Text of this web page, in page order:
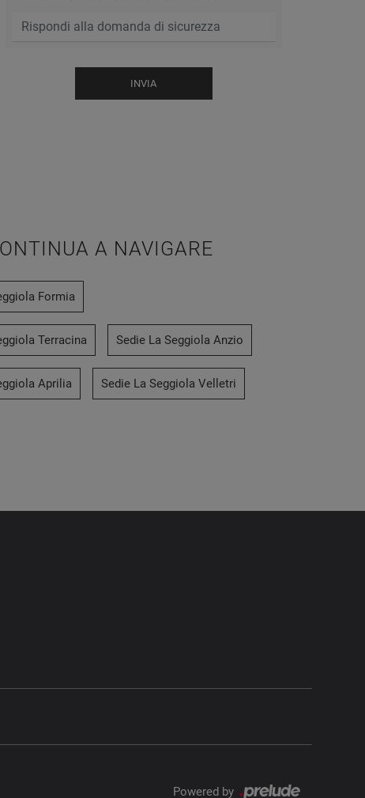
INVIA
A NAVIGARE
Formia
Terracina Sedie La Seggiola Anzio
Aprilia Sedie La Seggiola Velletri
Powered by